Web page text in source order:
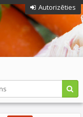
Autorizēties